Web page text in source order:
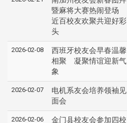
暨麻将大赛热闹登场
近百校友欢聚共迎好彩
头
2026-02-08
西班牙校友会早春温馨
相聚 凝聚情谊迎新气
象
2026-02-07
电机系友会培养领袖见
面会
2026-02-06
金门县校友会参加四校